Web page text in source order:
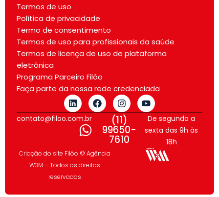
Termos de uso
Política de privacidade
Termo de consentimento
Termos de uso para profissionais da saúde
Termos de licença de uso de plataforma
eletrônica
Programa Parceiro Filóo
Faça parte da nossa rede credenciada
contato@filoo.com.br (11)
99650-
7610
De segunda a
sexta das 9h às
18h
Criação do site Filóo © Agência
W3M – Todos os direitos
reservados